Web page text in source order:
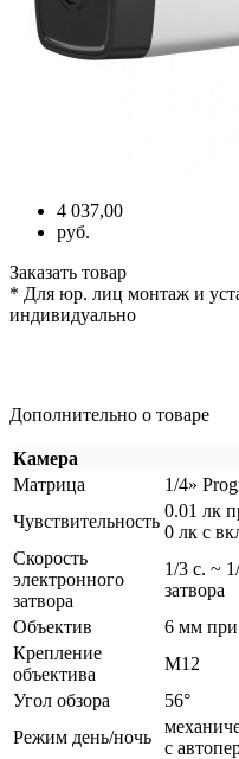
4 037,00
руб.
Заказать товар
* Для юр. лиц монтаж и
индивидуально
Дополнительно о товаре
Камера
Матрица
1/4»
Чувствительность
0.01 лк
0 лк с
Скорость
электронного
затвора
1/3 с. ~
затвора
Объектив
6 мм при
Крепление
объектива
М12
Угол обзора
56°
Режим день/ночь
с